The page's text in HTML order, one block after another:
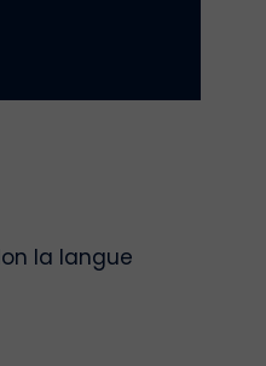
la langue